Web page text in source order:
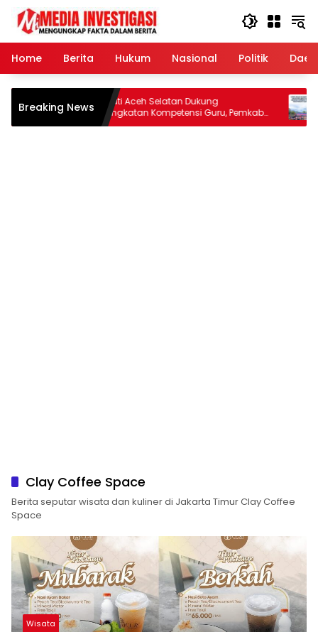
Langsung
konten
Home
Berita Hukum Nasional Politik
Breaking NewsBupati Aceh Selatan Dukung
Peningkatan Kompetensi Guru, Pemkab
Jajaki Kerja Sama dengan
BAKTI
Clay Coffee Space
Berita seputar wisata dan kuliner di Jakarta Timur Clay Coffee
Space
Wisata